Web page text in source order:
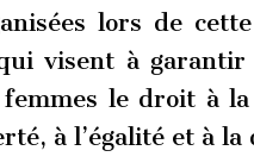
lors de
visent à garantir
le droit à
à l’égalité et à la